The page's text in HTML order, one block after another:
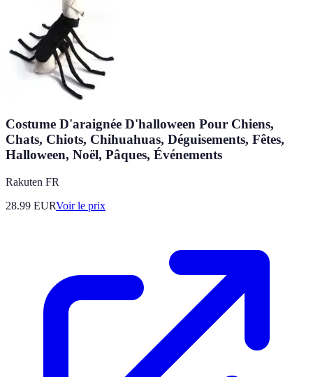
Costume D'araignée D'halloween Pour Chiens,
Chats, Chiots, Chihuahuas, Déguisements, Fêtes,
Halloween, Noël, Pâques, Événements
Rakuten FR
28.99 EURVoir le prix